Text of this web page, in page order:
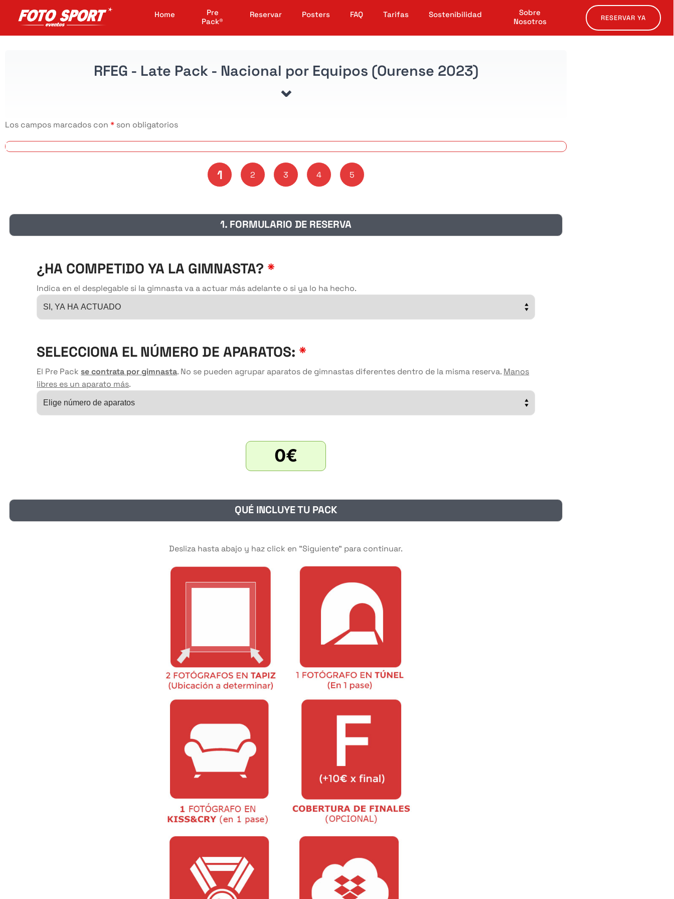
Home
Pre
Pack®
Reservar Posters FAQ Tarifas Sostenibilidad
Sobre
Nosotros
RESERVAR YA
RFEG - Late Pack - Nacional por Equipos (Ourense 2023)
Los campos marcados con * son obligatorios
1 2 3 4 5
1. FORMULARIO DE RESERVA
¿HA COMPETIDO YA LA GIMNASTA? *
Indica en el desplegable si la gimnasta va a actuar más adelante o si ya lo ha hecho.
SELECCIONA EL NÚMERO DE APARATOS: *
El Pre Pack se contrata por gimnasta. No se pueden agrupar aparatos de gimnastas diferentes dentro de la misma reserva. Manos
libres es un aparato más.
0€
QUÉ INCLUYE TU PACK
Desliza hasta abajo y haz click en "Siguiente" para continuar.